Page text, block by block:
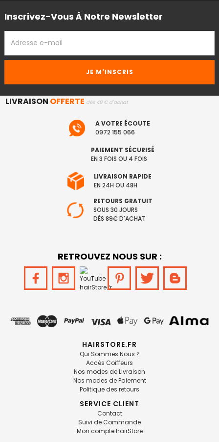
Inscrivez-Vous À Notre Newsletter
EMAIL
LIVRAISON OFFERTE dès 49 € d'achat
A VOTRE ÉCOUTE
0972 155 066
PAIEMENT SÉCURISÉ
EN 3 FOIS OU 4 FOIS
LIVRAISON RAPIDE
EN 24H OU 48H
RETOURS GRATUIT
SOUS 30 JOURS
DÈS 89€ D'ACHAT
RETROUVEZ NOUS SUR :
HAIRSTORE.FR
Qui Sommes Nous ?
Accès Coiffeurs
Nos modes de Livraison
Nos modes de Paiement
Politique des retours
SERVICE CLIENT
Contact
Suivi de Commande
Mon compte hairStore